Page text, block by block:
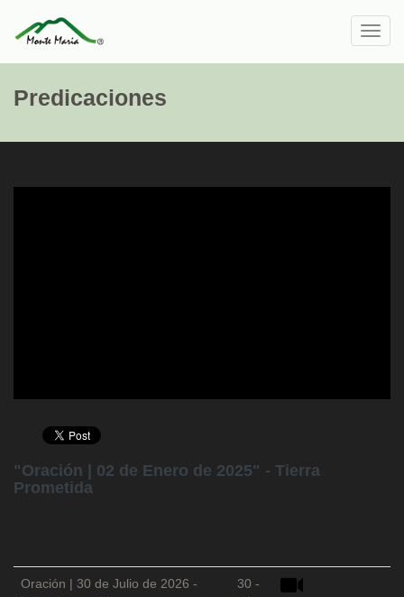
Predicaciones
"Oración | 02 de Enero de 2025" - Tierra
Prometida
Oración | 30 de Julio de 2026 -
30 -